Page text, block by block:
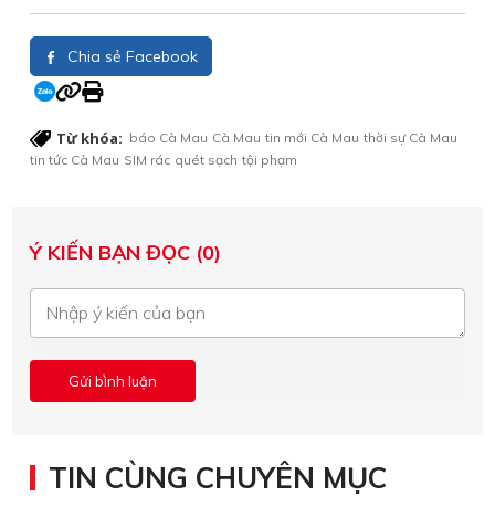
Chia sẻ Facebook
Từ khóa: báo Cà Mau Cà Mau tin mới Cà Mau thời sự Cà Mau
tin tức Cà Mau SIM rác quét sạch tội phạm
Ý KIẾN BẠN ĐỌC (0)
TIN CÙNG CHUYÊN MỤC